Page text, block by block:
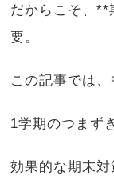
だからこそ、**
要。
この記事では
1学期のつまず
効果的な期末